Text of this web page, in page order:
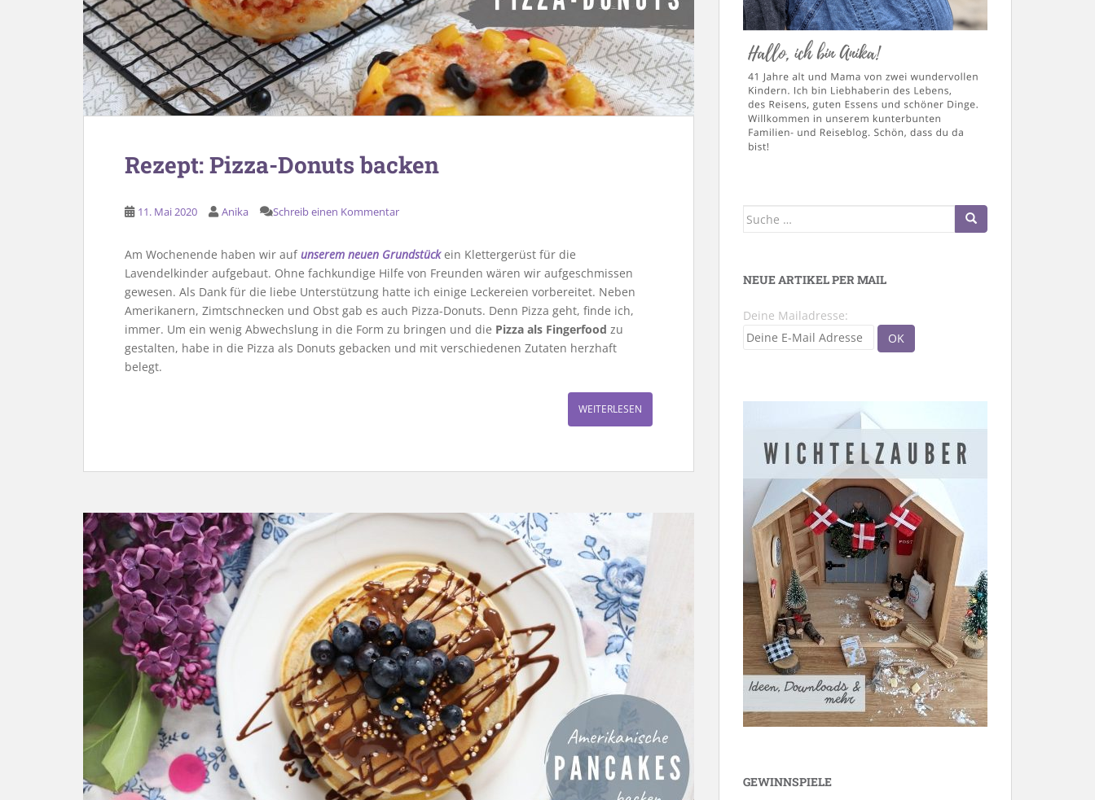
Rezept: Pizza-Donuts backen
11. Mai 2020 Anika Schreib einen Kommentar
Am Wochenende haben wir aufunserem neuen Grundstückein Klettergerüst für die
Lavendelkinder aufgebaut. Ohne fachkundige Hilfe von Freunden wären wir aufgeschmissen
gewesen. Als Dank für die liebe Unterstützung hatte ich einige Leckereien vorbereitet. Neben
Amerikanern, Zimtschnecken und Obst gab es auch Pizza-Donuts. Denn Pizza geht, finde ich,
immer. Um ein wenig Abwechslung in die Form zu bringen und die Pizza als Fingerfood zu
gestalten, habe in die Pizza als Donuts gebacken und mit verschiedenen Zutaten herzhaft
belegt.
WEITERLESEN
Suche
NEUE ARTIKEL PER MAIL
Deine Mailadresse:
GEWINNSPIELE